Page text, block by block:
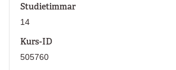
Studietimmar
14
Kurs-ID
505760